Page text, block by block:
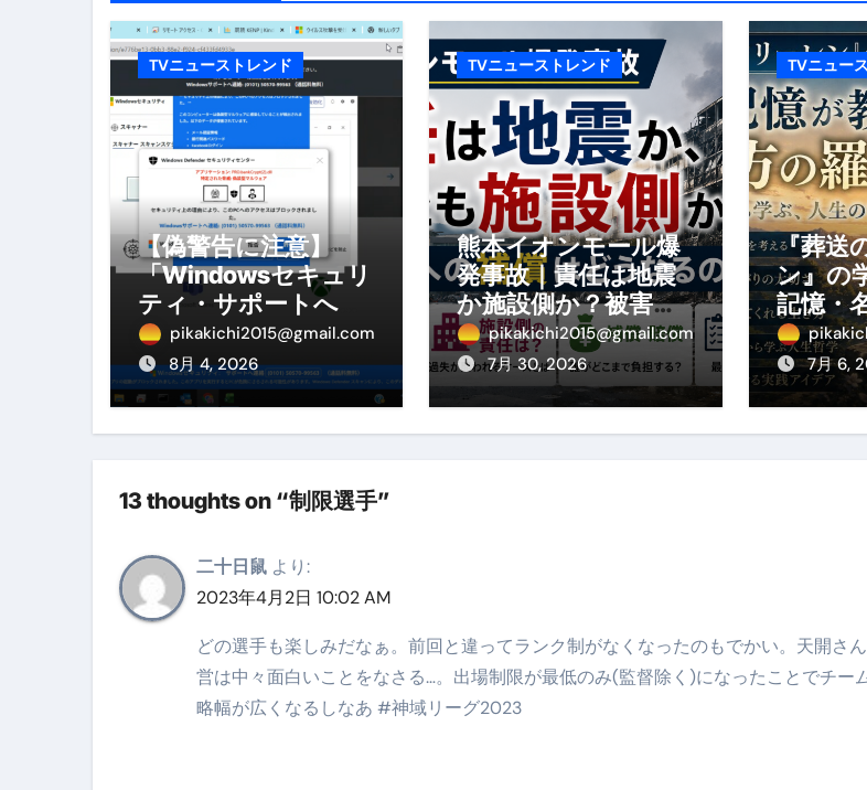
体脂肪が落ちる朝食3選 #ダイエット
No.102 9割が勘違い 自己破産の真実
アーモンドを毎日食べたらどうなるの？①【30秒でわかる効果まとめ】#ア
【ひろゆき】借金1億円あります 返済か、自己破産かひろゆきさんならどちら
セラピストのための！美容、健康、ダイエットにとても重要な女性ホルモンと
弁護士解説【詐欺被害】警察に行っても返金されません
5キロ痩せる簡単な方法
ムームードメイン 2月のおすすめドメイン特集- ビジネスの信用を築く――その
FRONTIER スーパーセール2026 完全攻略ガイド 今こそ買い時！ゲーミング
なくす不安と消える恐怖をゼロにする時代へ Pebblebee × iMazing で完成す
英語が「聞こえる・分かる・話せる」に変わる30日間 ― 科学的メソッドで英語
新春スペシャルセール完全ガイド：国内航空券＋ホテルが“セット割”で最安
【ムームードメイン】 【.site】今注目のドメインをご紹介
何をするサイト
梅干しを毎日食べたらどうなるの？①【30秒でわかる効果まとめ】#梅干し
ブルーベリーを毎日食べたらどうなるの？②【30秒でわかる効果まとめ】#
バナナを毎日食べたらどうなるの？①【30秒でわかる効果まとめ】#バナ
TVニューストレンド
【偽警告に注意】
「Windowsセキュリ
ティ・サポートへ連
絡」は詐欺！今すぐ
閉じる対処法
pikakichi2015@gmail.com
8月 4, 2026
TVニューストレンド
熊本イオンモール爆
発事故｜責任は地震
か施設側か？被害者
への補償や損害賠償
をわかりやすく解説
pikakichi2015@gmail.com
7月 30, 2026
TVニュー
『葬送
ン』の
記憶・
学から
方 7月 6,
13 thoughts on “制限選手”
二十日鼠 より:
2023年4月2日 10:02 AM
どの選手も楽しみだなぁ。前回と違ってランク制がなくなったのもでかい。天開さ
営は中々面白いことをなさる…。出場制限が最低のみ(監督除く)になったことでチー
略幅が広くなるしなあ #神域リーグ2023